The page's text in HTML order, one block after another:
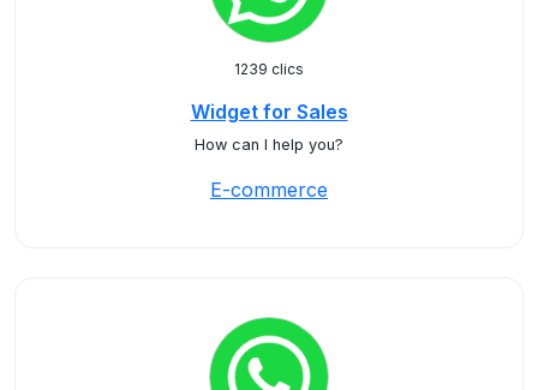
1239 clics
Widget for Sales
How can I help you?
E-commerce